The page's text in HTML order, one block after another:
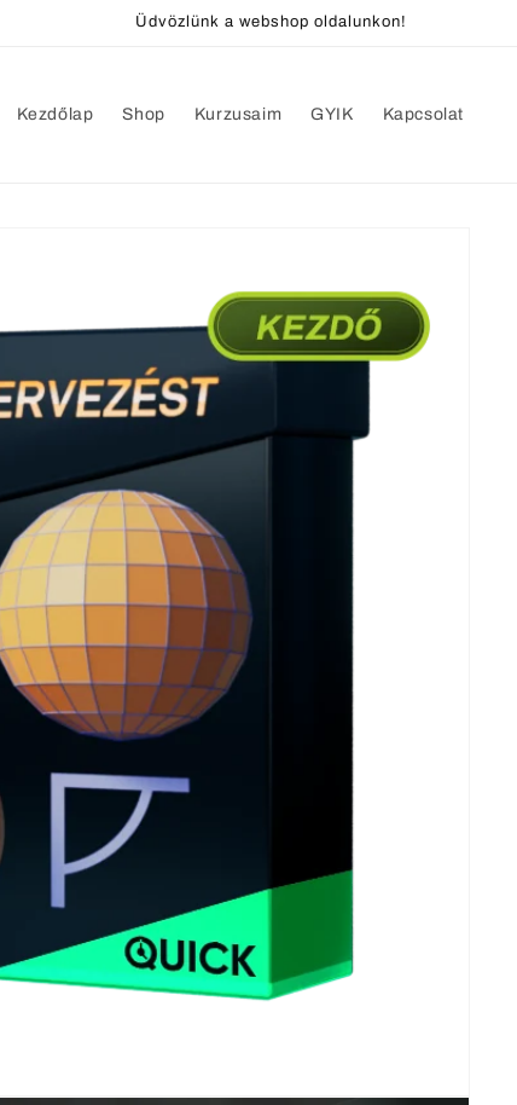
Üdvözlünk a webshop oldalunkon!
Kezdőlap Shop Kurzusaim GYIK Kapcsolat